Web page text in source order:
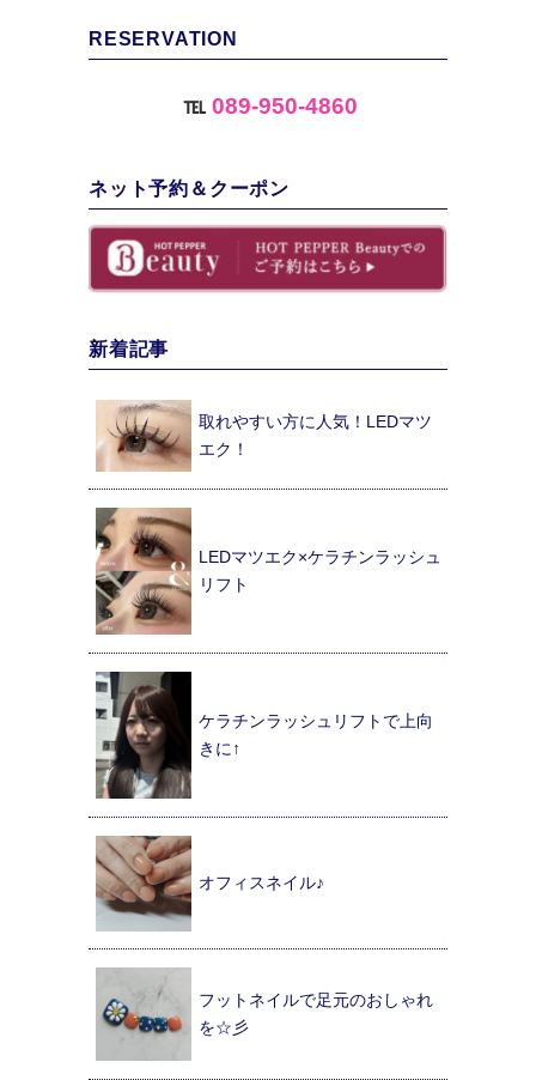
RESERVATION
℡ 089-950-4860
ネット予約＆クーポン
新着記事
取れやすい方に人気！LEDマツ
エク！
LEDマツエク×ケラチンラッシュ
リフト
ケラチンラッシュリフトで上向
きに↑
オフィスネイル♪
フットネイルで足元のおしゃれ
を☆彡